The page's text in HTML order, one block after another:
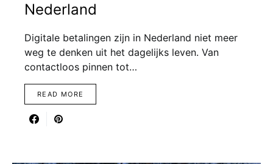
Nederland
Digitale betalingen zijn in Nederland niet meer
weg te denken uit het dagelijks leven. Van
contactloos pinnen tot…
READ MORE